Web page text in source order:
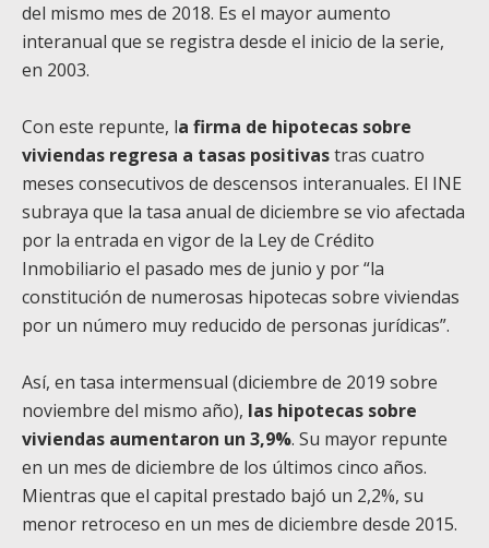
del mismo mes de 2018. Es el mayor aumento
interanual que se registra desde el inicio de la serie,
en 2003.
Con este repunte, la firma de hipotecas sobre
viviendas regresa a tasas positivastras cuatro
meses consecutivos de descensos interanuales. El INE
subraya que la tasa anual de diciembre se vio afectada
por la entrada en vigor de la Ley de Crédito
Inmobiliario el pasado mes de junio y por “la
constitución de numerosas hipotecas sobre viviendas
por un número muy reducido de personas jurídicas”.
Así, en tasa intermensual (diciembre de 2019 sobre
noviembre del mismo año), las hipotecas sobre
viviendas aumentaron un 3,9%. Su mayor repunte
en un mes de diciembre de los últimos cinco años.
Mientras que el capital prestado bajó un 2,2%, su
menor retroceso en un mes de diciembre desde 2015.